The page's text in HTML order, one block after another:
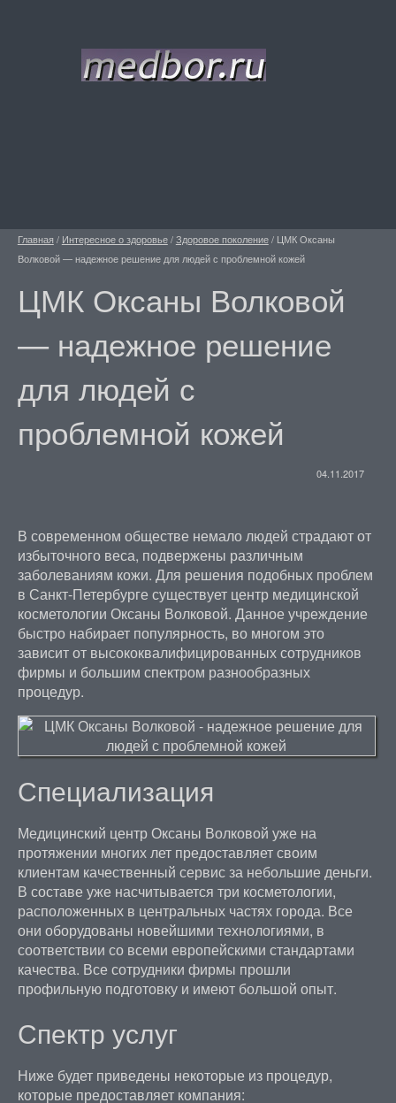
Главная / Интересное о здоровье/Здоровое поколение/ ЦМК Оксаны
Волковой — надежное решение для людей с проблемной кожей
ЦМК Оксаны Волковой
— надежное решение
для людей с
проблемной кожей
04.11.2017
В современном обществе немало людей страдают от
избыточного веса, подвержены различным
заболеваниям кожи. Для решения подобных проблем
в Санкт-Петербурге существует центр медицинской
косметологии Оксаны Волковой. Данное учреждение
быстро набирает популярность, во многом это
зависит от высококвалифицированных сотрудников
фирмы и большим спектром разнообразных
процедур.
Специализация
Медицинский центр Оксаны Волковой уже на
протяжении многих лет предоставляет своим
клиентам качественный сервис за небольшие деньги.
В составе уже насчитывается три косметологии,
расположенных в центральных частях города. Все
они оборудованы новейшими технологиями, в
соответствии со всеми европейскими стандартами
качества. Все сотрудники фирмы прошли
профильную подготовку и имеют большой опыт.
Спектр услуг
Ниже будет приведены некоторые из процедур,
которые предоставляет компания: